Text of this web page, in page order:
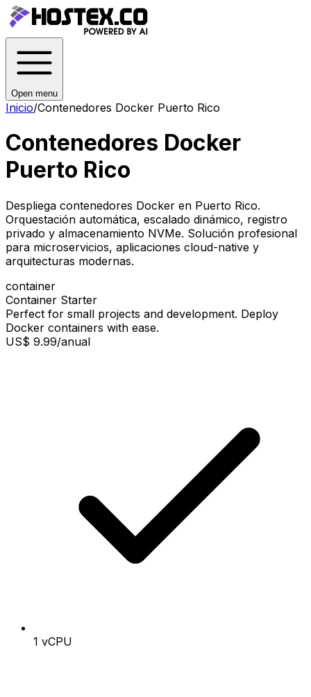
Open menu
Inicio/Contenedores Docker Puerto Rico
Contenedores Docker
Puerto Rico
Despliega contenedores Docker en Puerto Rico.
Orquestación automática, escalado dinámico, registro
privado y almacenamiento NVMe. Solución profesional
para microservicios, aplicaciones cloud-native y
arquitecturas modernas.
container
Container Starter
Perfect for small projects and development. Deploy
Docker containers with ease.
US$ 9.99/anual
1 vCPU